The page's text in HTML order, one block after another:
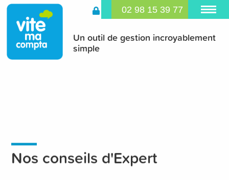
Un outil de gestion incroyablement
simple
02 98 15 39 77
Nos conseils d'Expert